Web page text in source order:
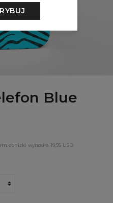
Blue
obniżki wynosiła 19,95 USD